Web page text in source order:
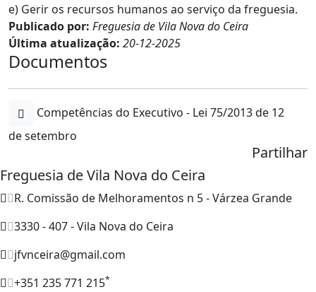
e) Gerir os recursos humanos ao serviço da freguesia.
Publicado por: Freguesia de Vila Nova do Ceira
Última atualização: 20-12-2025
Documentos
Competências do Executivo - Lei 75/2013 de 12
de setembro
Partilhar
Freguesia de Vila Nova do Ceira
R. Comissão de Melhoramentos n 5 - Várzea Grande
3330 - 407 - Vila Nova do Ceira
jfvnceira@gmail.com
+351 235 771 215*